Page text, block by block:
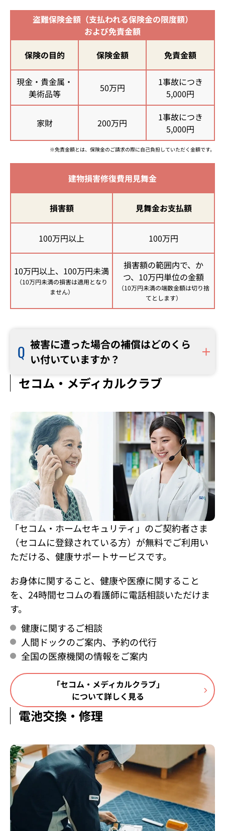
盗難保険金額（支払われる保険金の限度額）
および免責金額
保険の目的
保険金額 免責金額
現金・貴金属・
美術品等
50万円
1事故につき
5,000円
家財 200万円
1事故につき
5,000円
※免責金額とは、保険金のご請求の際に自己負担していただく金額です。
建物損害修復費用見舞金
損害額 見舞金お支払額
100万円以上 100万円
10万円以上、 100万円未満
（10万円未満の損害は適用となり
ません）
損害額の範囲内で、か
つ、10万円単位の金額
（10万円未満の端数金額は切り捨
てとします）
被害に遭った場合の補償はどのくら
い付いていますか？
セコム・メディカルクラブ
「セコム・ホームセキュリティ」のご契約者さま
（セコムに登録されている方）が無料でご利用い
ただける、健康サポートサービスです。
お身体に関すること、健康や医療に関すること
を、24時間セコムの看護師に電話相談いただけま
す。
健康に関するご相談
人間ドックのご案内、予約の代行
全国の医療機関の情報をご案内
「セコム・メディカルクラブ」
について詳しく見る
電池交換・修理